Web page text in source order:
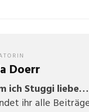
Doerr
ich Stuggi liebe…
ihr alle